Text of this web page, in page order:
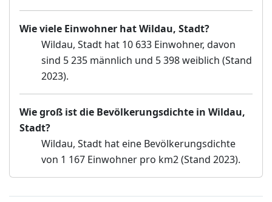
Wie viele Einwohner hat Wildau, Stadt?
Wildau, Stadt hat 10 633 Einwohner, davon
sind 5 235 männlich und 5 398 weiblich (Stand
2023).
Wie groß ist die Bevölkerungsdichte in Wildau,
Stadt?
Wildau, Stadt hat eine Bevölkerungsdichte
von 1 167 Einwohner pro km2 (Stand 2023).